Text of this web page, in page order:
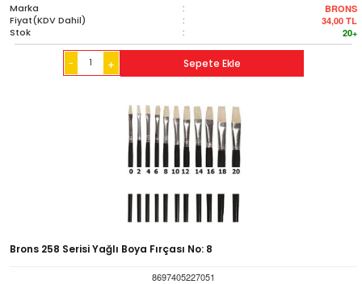
Marka
: BRONS
Fiyat(KDV Dahil) : 34,00 TL
Stok : 20+
- + Sepete Ekle
Brons 258 Serisi Yağlı Boya Fırçası No: 8
8697405227051